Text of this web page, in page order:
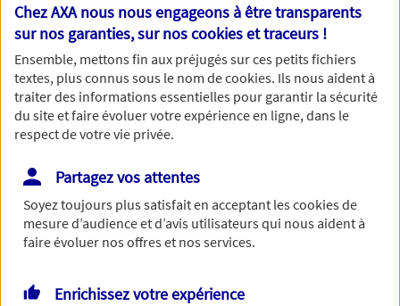
Votre message :
Vous disposez de droits sur les informations vous concernant. Pour
plus d’informations,cliquez ici.
Chez AXA nous nous engageons à être transparents
sur nos garanties, sur noscookies et traceurs !
Ensemble, mettons fin aux préjugés sur ces petits fichiers
textes, plus connus sous le nom decookies. Ils nous aident à
traiter des informations essentielles pour garantir la sécurité
du site et faire évoluer votre expérience en ligne, dans le
respect de votre vie privée.
Partagez vos attentes
Soyez toujours plus satisfait en acceptant lescookiesde
mesure d’audience et d’avis utilisateurs qui nous aident à
faire évoluer nos offres et nos services.
Enrichissez votre expérience